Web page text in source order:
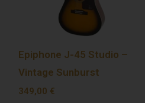
Epiphone J-45 Studio –
Vintage Sunburst
349,00 €